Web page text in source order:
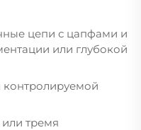
цепи с цапфами и
или глубокой
контролируемой
тремя